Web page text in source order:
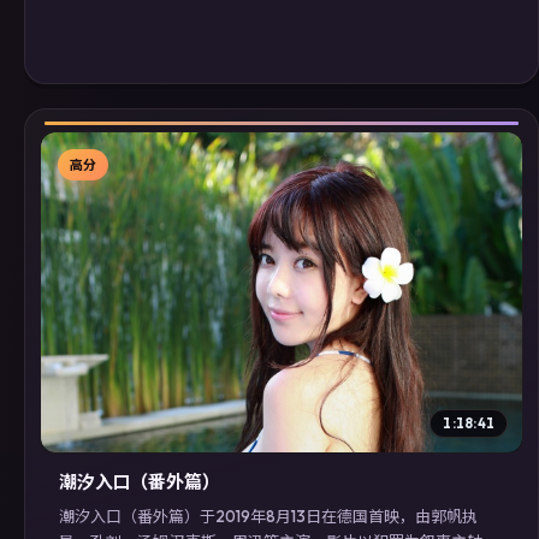
▶
高分
1:18:41
潮汐入口（番外篇）
潮汐入口（番外篇）于2019年8月13日在德国首映，由郭帆执